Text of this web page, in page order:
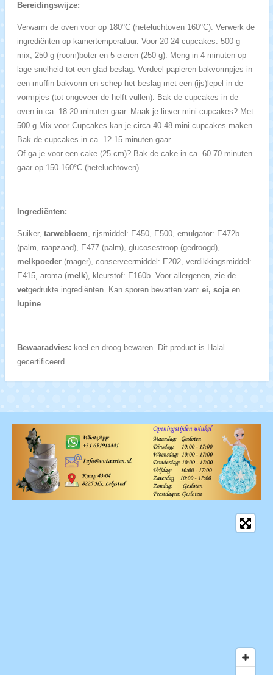
Bereidingswijze:
Verwarm de oven voor op 180°C (heteluchtoven 160°C). Verwerk de
ingrediënten op kamertemperatuur. Voor 20-24 cupcakes: 500 g
mix, 250 g (room)boter en 5 eieren (250 g). Meng in 4 minuten op
lage snelheid tot een glad beslag. Verdeel papieren bakvormpjes in
een muffin bakvorm en schep het beslag met een (ijs)lepel in de
vormpjes (tot ongeveer de helft vullen). Bak de cupcakes in de
oven in ca. 18-20 minuten gaar. Maak je liever mini-cupcakes? Met
500 g Mix voor Cupcakes kan je circa 40-48 mini cupcakes maken.
Bak de cupcakes in ca. 12-15 minuten gaar.
Of ga je voor een cake (25 cm)? Bak de cake in ca. 60-70 minuten
gaar op 150-160°C (heteluchtoven).
Ingrediënten:
Suiker, tarwebloem, rijsmiddel: E450, E500, emulgator: E472b
(palm, raapzaad), E477 (palm), glucosestroop (gedroogd),
melkpoeder(mager), conserveermiddel: E202, verdikkingsmiddel:
E415, aroma (melk), kleurstof: E160b. Voor allergenen, zie de
vetgedrukte ingrediënten. Kan sporen bevatten van: ei, sojaen
lupine.
Bewaaradvies: koel en droog bewaren. Dit product is Halal
gecertificeerd.